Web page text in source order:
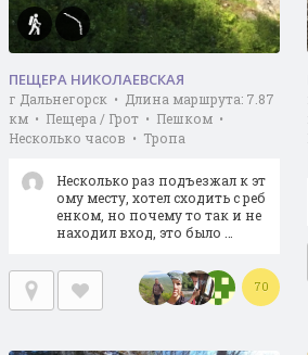
ПЕЩЕРА НИКОЛАЕВСКАЯ
г Дальнегорск • Длина маршрута: 7.87
км • Пещера / Грот • Пешком •
Несколько часов • Тропа
Несколько раз подъезжал к эт
ому месту, хотел сходить с реб
енком, но почему то так и не
находил вход, это было …
70